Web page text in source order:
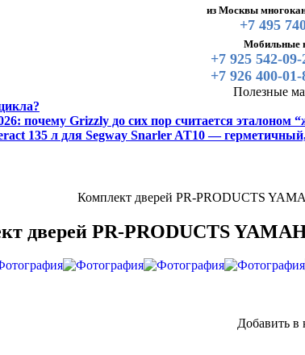
из Москвы
+7 495
Мобильные
+7 925 542-09-
+7 926 400-01-
Полезные
почему Grizzly до сих пор считается эталоном
135 л для Segway Snarler AT10 —
Комплект дверей PR-PRODUCTS
дверей PR-PRODUCTS
Добавить в